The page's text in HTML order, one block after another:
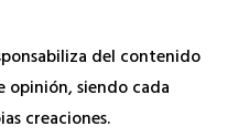
del contenido
siendo cada
creaciones.